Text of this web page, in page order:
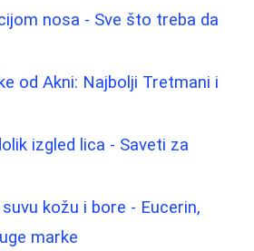
nosa - Sve što treba da
od Akni: Najbolji Tretmani i
izgled lica - Saveti za
kožu i bore - Eucerin,
marke